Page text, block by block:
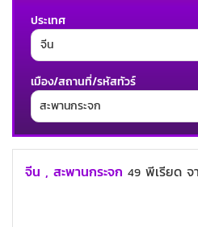
ประเทศ
เมือง/สถานที่/รหัสทัวร์
จีน , สะพานกระจก 49 พีเรียด จ